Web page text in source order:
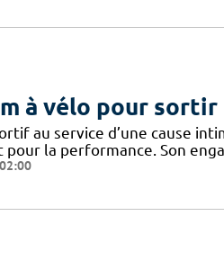
à vélo pour sortir
au service d’une cause
pour la performance. Son